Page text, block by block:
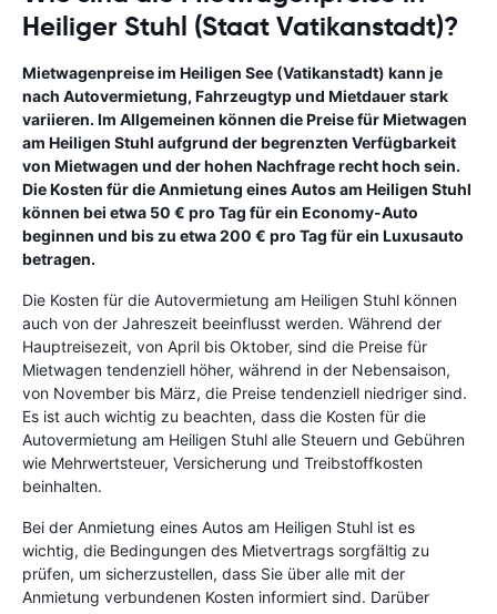
Heiliger Stuhl (Staat Vatikanstadt)?
Mietwagenpreise im Heiligen See (Vatikanstadt) kann je
nach Autovermietung, Fahrzeugtyp und Mietdauer stark
variieren. Im Allgemeinen können die Preise für Mietwagen
am Heiligen Stuhl aufgrund der begrenzten Verfügbarkeit
von Mietwagen und der hohen Nachfrage recht hoch sein.
Die Kosten für die Anmietung eines Autos am Heiligen Stuhl
können bei etwa 50 € pro Tag für ein Economy-Auto
beginnen und bis zu etwa 200 € pro Tag für ein Luxusauto
betragen.
Die Kosten für die Autovermietung am Heiligen Stuhl können
auch von der Jahreszeit beeinflusst werden. Während der
Hauptreisezeit, von April bis Oktober, sind die Preise für
Mietwagen tendenziell höher, während in der Nebensaison,
von November bis März, die Preise tendenziell niedriger sind.
Es ist auch wichtig zu beachten, dass die Kosten für die
Autovermietung am Heiligen Stuhl alle Steuern und Gebühren
wie Mehrwertsteuer, Versicherung und Treibstoffkosten
beinhalten.
Bei der Anmietung eines Autos am Heiligen Stuhl ist es
wichtig, die Bedingungen des Mietvertrags sorgfältig zu
prüfen, um sicherzustellen, dass Sie über alle mit der
Anmietung verbundenen Kosten informiert sind. Darüber